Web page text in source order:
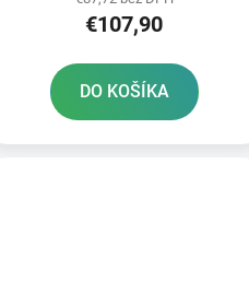
€107,90
DO KOŠÍKA